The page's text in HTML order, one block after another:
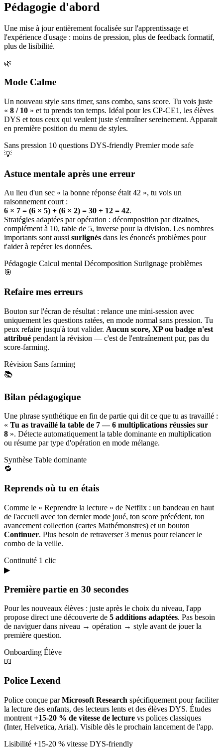
Pédagogie d'abord
Une mise à jour entièrement focalisée sur l'apprentissage et
l'expérience d'usage : moins de pression, plus de feedback formatif,
plus de lisibilité.
🌿
Mode Calme
Un nouveau style sans timer, sans combo, sans score. Tu vois juste
« 8 / 10 » et tu prends ton temps. Idéal pour les CP-CE1, les élèves
DYS et tous ceux qui veulent juste s'entraîner sereinement. Apparait
en première position du menu de styles.
Sans pression 10 questions DYS-friendly Premier mode safe
💡
Astuce mentale après une erreur
Au lieu d'un sec « la bonne réponse était 42 », tu vois un
raisonnement court :
6 × 7 = (6 × 5) + (6 × 2) = 30 + 12 = 42.
Stratégies adaptées par opération : décomposition par dizaines,
complément à 10, table de 5, inverse pour la division. Les nombres
importants sont aussi surlignés dans les énoncés problèmes pour
t'aider à repérer les données.
Pédagogie Calcul mental Décomposition Surlignage problèmes
🎯
Refaire mes erreurs
Bouton sur l'écran de résultat : relance une mini-session avec
uniquement les questions ratées, en mode normal sans pression. Tu
peux refaire jusqu'à tout valider. Aucun score, XP ou badge n'est
attribué pendant la révision — c'est de l'entraînement pur, pas du
score-farming.
Révision Sans farming
📚
Bilan pédagogique
Une phrase synthétique en fin de partie qui dit ce que tu as travaillé :
« Tu as travaillé la table de 7 — 6 multiplications réussies sur
8 ». Détecte automatiquement la table dominante en multiplication
ou résume par type d'opération en mode mélange.
Synthèse Table dominante
🔁
Reprends où tu en étais
Comme le « Reprendre la lecture » de Netflix : un bandeau en haut
de l'accueil avec ton dernier mode joué, ton score précédent, ton
avancement collection (cartes Mathémonstres) et un bouton
Continuer. Plus besoin de retraverser 3 menus pour relancer le
combo de la veille.
Continuité 1 clic
▶
Première partie en 30 secondes
Pour les nouveaux élèves : juste après le choix du niveau, l'app
propose direct une découverte de 5 additions adaptées. Pas besoin
de naviguer dans niveau → opération → style avant de jouer la
première question.
Onboarding Élève
📖
Police Lexend
Police conçue parMicrosoft Research spécifiquement pour faciliter
la lecture des enfants, des lecteurs lents et des élèves DYS. Études
montrent +15-20 % de vitesse de lecture vs polices classiques
(Inter, Helvetica, Arial). Visible dès le prochain lancement de l'app.
Lisibilité +15-20 % vitesse DYS-friendly